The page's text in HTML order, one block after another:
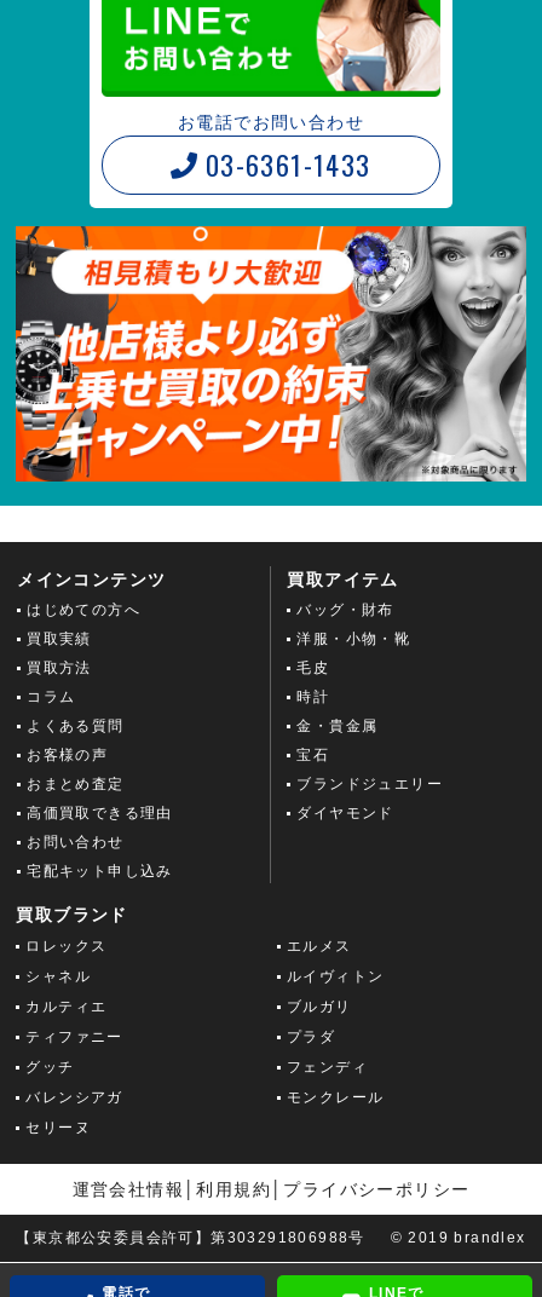
お電話でお問い合わせ
03-6361-1433
メインコンテンツ
はじめての方へ
買取実績
買取方法
コラム
よくある質問
お客様の声
おまとめ査定
高価買取できる理由
お問い合わせ
宅配キット申し込み
買取アイテム
バッグ・財布
洋服・小物・靴
毛皮
時計
金・貴金属
宝石
ブランドジュエリー
ダイヤモンド
買取ブランド
ロレックス
エルメス
シャネル
ルイヴィトン
カルティエ
ブルガリ
ティファニー
プラダ
グッチ
フェンディ
バレンシアガ
モンクレール
セリーヌ
運営会社情報 │利用規約 プライバシーポリシー
電話で LINEで
【東京都公安委員会許可】第303291806988号 © 2019 brandlex